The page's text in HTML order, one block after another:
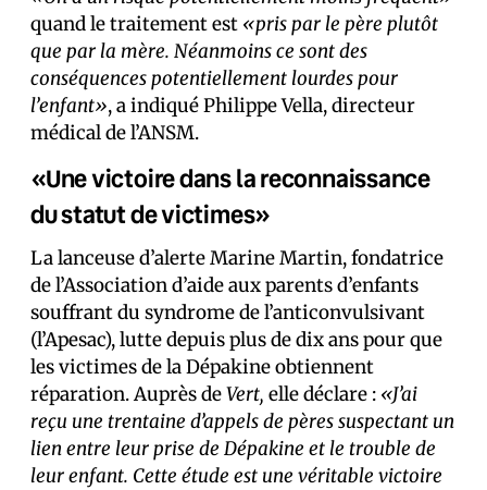
quand le traitement est «pris par le père plutôt
que par la mère. Néanmoins ce sont des
conséquences potentiellement lourdes pour
l’enfant», a indiqué Philippe Vella, directeur
médical de l’ANSM.
«Une victoire dans la reconnaissance
du statut de victimes»
La lanceuse d’alerte Marine Martin, fondatrice
de l’Association d’aide aux parents d’enfants
souffrant du syndrome de l’anticonvulsivant
(l’Apesac), lutte depuis plus de dix ans pour que
les victimes de la Dépakine obtiennent
réparation. Auprès deVert, elle déclare : «J’ai
reçu une trentaine d’appels de pères suspectant un
lien entre leur prise de Dépakine et le trouble de
leur enfant. Cette étude est une véritable victoire